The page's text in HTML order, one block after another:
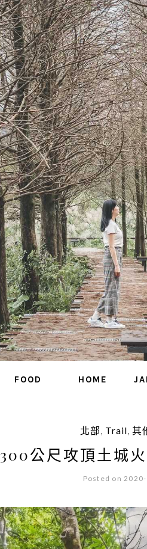
FOOD HOME
北部, Trail, 其
300公尺攻頂土城
Posted on